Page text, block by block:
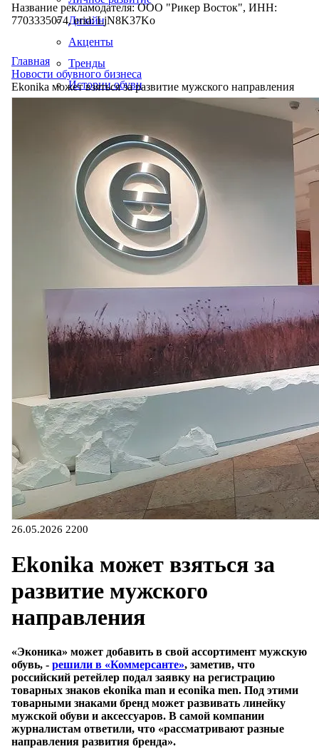
Дизайн
Акценты
Тренды
Истории обуви
Название рекламодателя: ООО "Рикер Восток", ИНН:
7703335074, erid: LjN8K37Ko
Главная
Новости обувного бизнеса
Ekonika может взяться за развитие мужского направления
26.05.2026 2200
Ekonika может взяться за
развитие мужского
направления
«Эконика» может добавить в свой ассортимент мужскую
обувь, - решили в «Коммерсанте», заметив, что
российский ретейлер подал заявку на регистрацию
товарных знаков ekonika man и econika men. Под этими
товарными знаками бренд может развивать линейку
мужской обуви и аксессуаров. В самой компании
журналистам ответили, что «рассматривают разные
направления развития бренда».